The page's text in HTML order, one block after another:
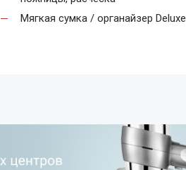
Мягкая сумка / органайзер Deluxe